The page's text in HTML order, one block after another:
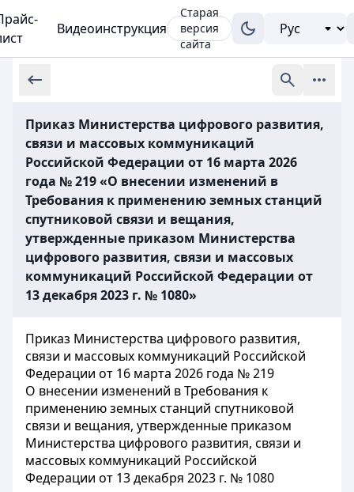
Видеоинструкция
Старая
версия
сайта
Приказ Министерства цифрового развития,
связи и массовых коммуникаций
Российской Федерации от 16 марта 2026
года № 219 «О внесении изменений в
Требования к применению земных станций
спутниковой связи и вещания,
утвержденные приказом Министерства
цифрового развития, связи и массовых
коммуникаций Российской Федерации от
13 декабря 2023 г. № 1080»
Приказ Министерства цифрового развития,
связи и массовых коммуникаций Российской
Федерации от 16 марта 2026 года № 219
О внесении изменений в Требования к
применению земных станций спутниковой
связи и вещания, утвержденные приказом
Министерства цифрового развития, связи и
массовых коммуникаций Российской
Федерации от 13 декабря 2023 г. № 1080